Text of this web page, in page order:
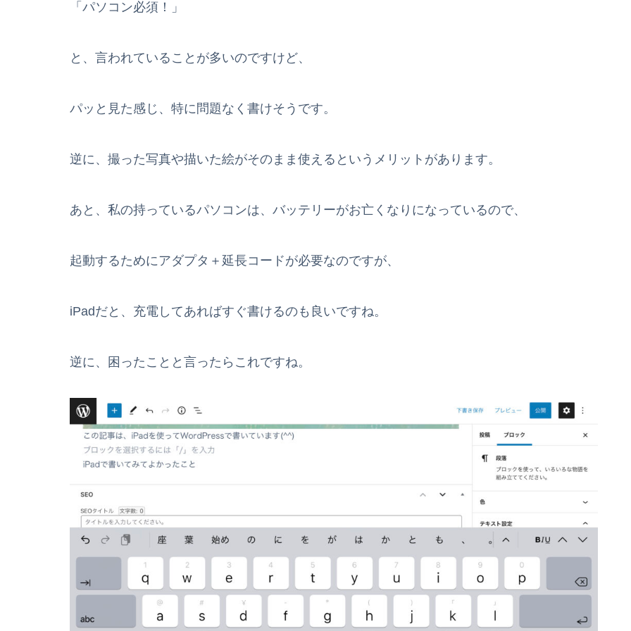
「パソコン必須！」
と、言われていることが多いのですけど、
パッと見た感じ、特に問題なく書けそうです。
逆に、撮った写真や描いた絵がそのまま使えるというメリットがあります。
あと、私の持っているパソコンは、バッテリーがお亡くなりになっているので、
起動するためにアダプタ＋延長コードが必要なのですが、
iPadだと、充電してあればすぐ書けるのも良いですね。
逆に、困ったことと言ったらこれですね。